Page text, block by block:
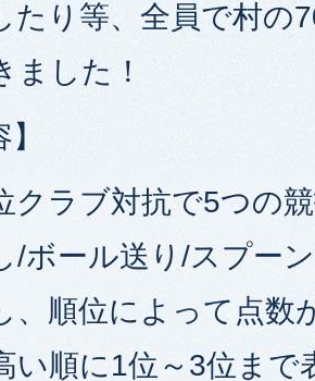
たり等、全員で村の
ました！
クラブ対抗で5つの
/ボール送り/スプー
、順位によって点数
い順に1位～3位まで